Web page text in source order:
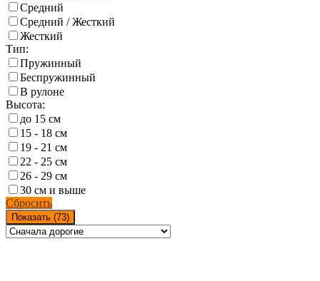
Средний
Средний / Жесткий
Жесткий
Тип:
Пружинный
Беспружинный
В рулоне
Высота:
до 15 см
15 - 18 см
19 - 21 см
22 - 25 см
26 - 29 см
30 см и выше
Сбросить
Показать (73)